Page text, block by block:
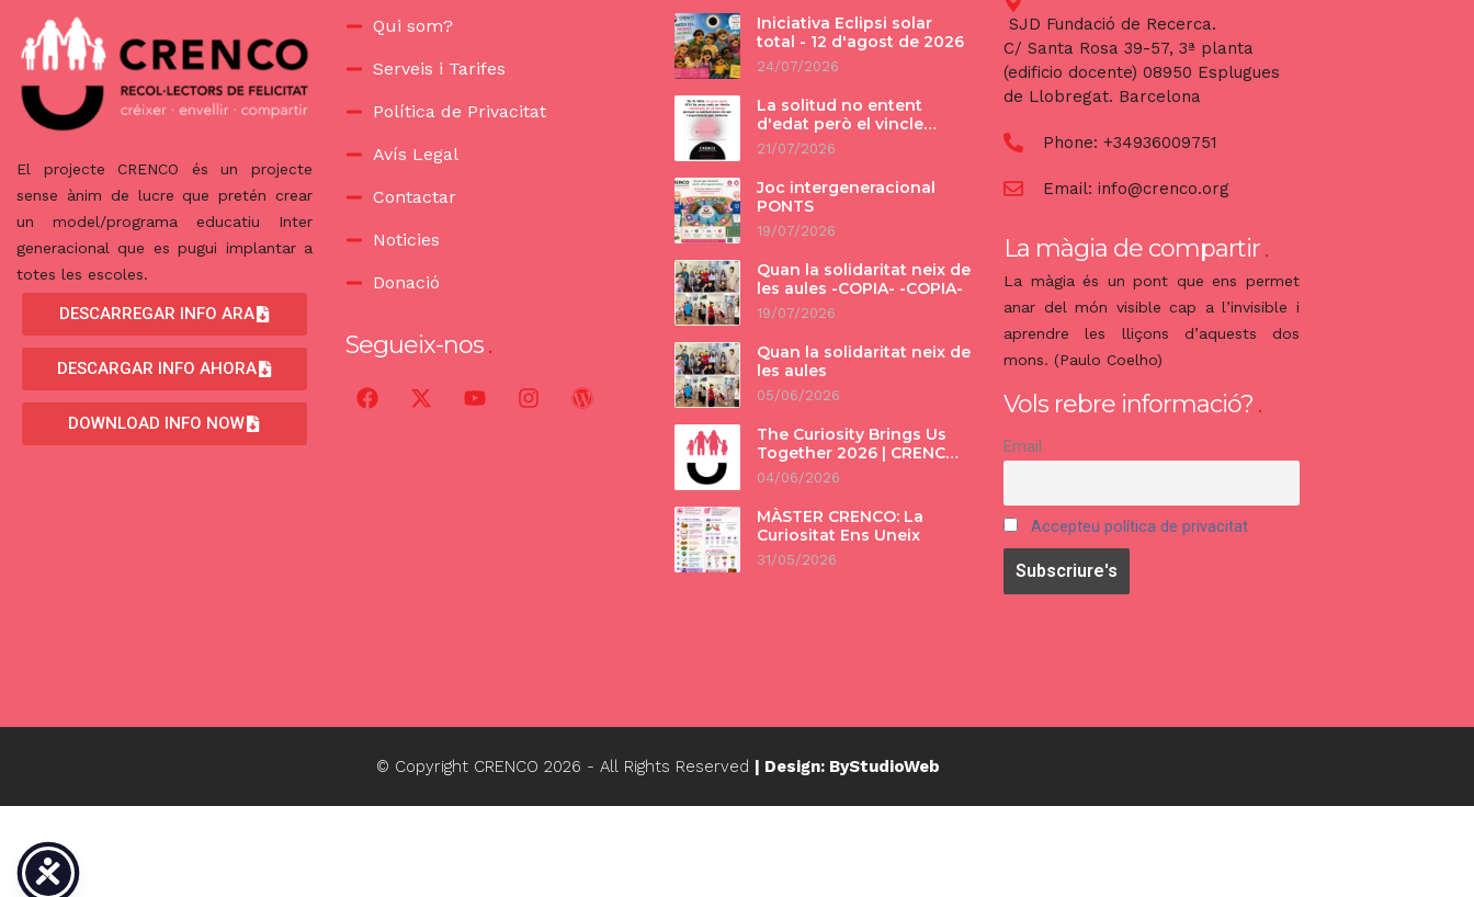
El projecte CRENCO és un projecte
sense ànim de lucre que pretén crear
un model/programa educatiu Inter
generacional que es pugui implantar a
totes les escoles.
DESCARREGAR INFO ARA
DESCARGAR INFO AHORA
DOWNLOAD INFO NOW
Qui som?
Serveis i Tarifes
Política de Privacitat
Avís Legal
Contactar
Noticies
Donació
Segueix-nos
Iniciativa Eclipsi solar
total - 12 d'agost de 2026
24/07/2026
La solitud no entent
d'edat però el vincle
tampoc.
21/07/2026
Joc intergeneracional
PONTS
19/07/2026
Quan la solidaritat neix de
les aules -COPIA- -COPIA-
19/07/2026
Quan la solidaritat neix de
les aules
05/06/2026
The Curiosity Brings Us
Together 2026 | CRENCO
Intergenerational
04/06/2026
MÀSTER CRENCO: La
Curiositat Ens Uneix
31/05/2026
SJD Fundació de Recerca.
C/ Santa Rosa 39-57, 3ª planta
(edificio docente) 08950 Esplugues
de Llobregat. Barcelona
Phone: +34936009751
Email: info@crenco.org
La màgia de compartir
La màgia és un pont que ens permet
anar del món visible cap a l’invisible i
aprendre les lliçons d’aquests dos
mons. (Paulo Coelho)
Vols rebre informació?
Email
Accepteu política de privacitat
© Copyright CRENCO 2026 - All Rights Reserved | Design: ByStudioWeb